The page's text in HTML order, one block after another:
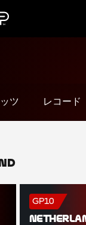
ツ レコード
GP10